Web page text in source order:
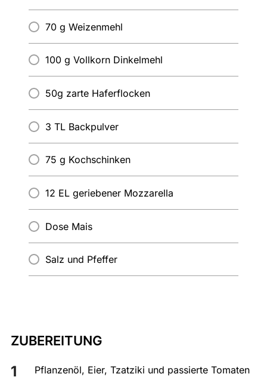
70 g Weizenmehl
100 g Vollkorn Dinkelmehl
50g zarte Haferflocken
3 TL Backpulver
75 g Kochschinken
12 EL geriebener Mozzarella
Dose Mais
Salz und Pfeffer
ZUBEREITUNG
Pflanzenöl, Eier, Tzatziki und passierte Tomaten